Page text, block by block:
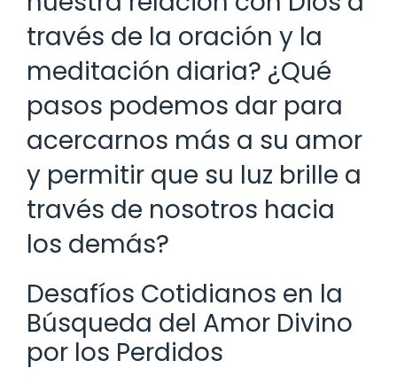
través de la oración y la
meditación diaria? ¿Qué
pasos podemos dar para
acercarnos más a su amor
y permitir que su luz brille a
través de nosotros hacia
los demás?
Desafíos Cotidianos en la
Búsqueda del Amor Divino
por los Perdidos